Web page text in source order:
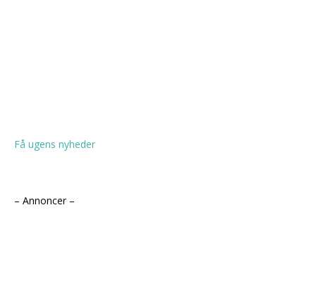
Få ugens nyheder
– Annoncer –